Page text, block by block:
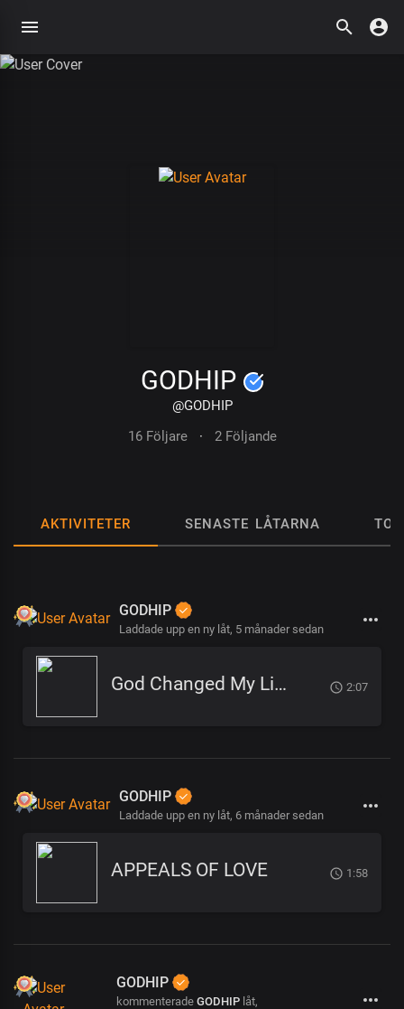
GODHIP
@GODHIP
16 Följare
· 2 Följande
AKTIVITETER SENASTE LÅTARNA
GODHIP
Laddade upp en ny låt, 5 månader sedan
God Changed My Life 2:07
GODHIP
Laddade upp en ny låt, 6 månader sedan
APPEALS OF LOVE 1:58
GODHIP
kommenterade GODHIPlåt,